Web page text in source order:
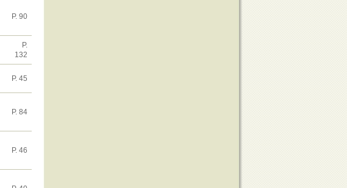
P. 90
P.
132
P. 45
P. 84
P. 46